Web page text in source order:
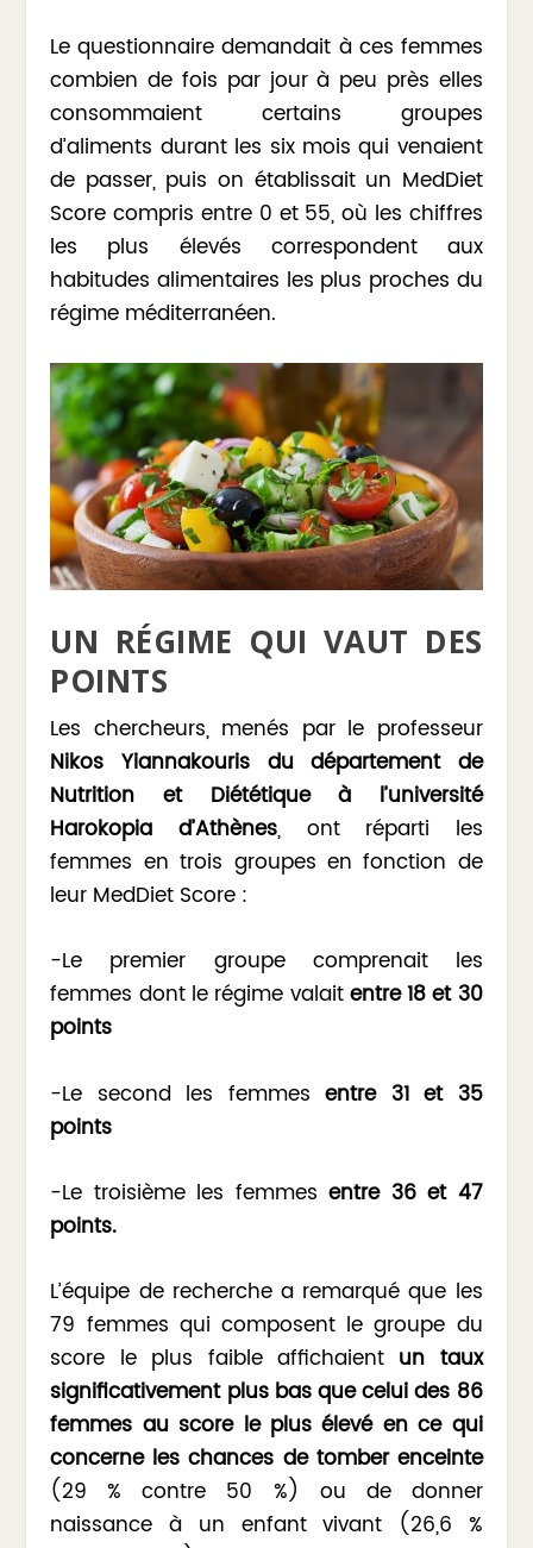
Le questionnaire demandait à ces femmes
combien de fois par jour à peu près elles
consommaient certains groupes
d’aliments durant les six mois qui venaient
de passer, puis on établissait un MedDiet
Score compris entre 0 et 55, où les chiffres
les plus élevés correspondent aux
habitudes alimentaires les plus proches du
régime méditerranéen.
UN RÉGIME QUI VAUT DES
POINTS
Les chercheurs, menés par le professeur
Nikos Yiannakouris du département de
Nutrition et Diététique à l’université
Harokopia d’Athènes, ont réparti les
femmes en trois groupes en fonction de
leur MedDiet Score :
-Le premier groupe comprenait les
femmes dont le régime valaitentre 18 et 30
points
-Le second les femmesentre 31 et 35
points
-Le troisième les femmesentre 36 et 47
points.
L’équipe de recherche a remarqué que les
79 femmes qui composent le groupe du
score le plus faible affichaientun taux
significativement plus bas que celui des 86
femmes au score le plus élevé en ce qui
concerne les chances de tomber enceinte
(29 % contre 50 %) ou de donner
naissance à un enfant vivant (26,6 %